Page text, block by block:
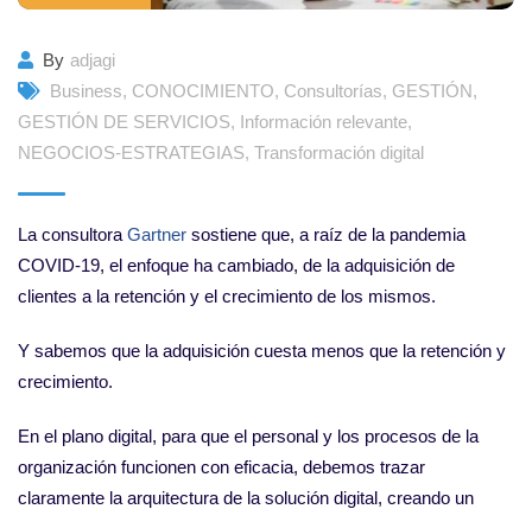
By adjagi
Business, CONOCIMIENTO, Consultorías, GESTIÓN,
GESTIÓN DE SERVICIOS, Información relevante,
NEGOCIOS-ESTRATEGIAS, Transformación digital
La consultora Gartner sostiene que, a raíz de la pandemia
COVID-19, el enfoque ha cambiado, de la adquisición de
clientes a la retención y el crecimiento de los mismos.
Y sabemos que la adquisición cuesta menos que la retención y
crecimiento.
En el plano digital, para que el personal y los procesos de la
organización funcionen con eficacia, debemos trazar
claramente la arquitectura de la solución digital, creando un